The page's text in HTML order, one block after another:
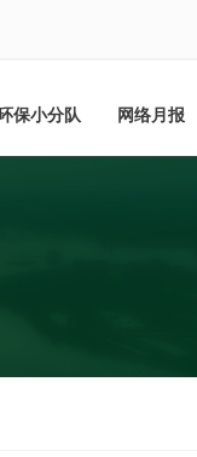
保小分队 网络月报